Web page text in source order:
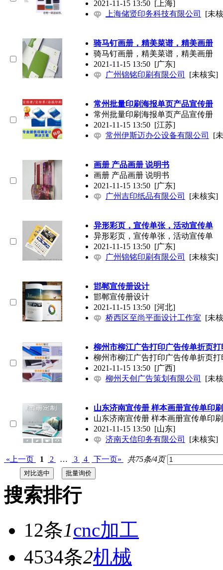
2021-11-15 13:50 [上海]
上海储贤印务科技有限公司
[未
骑马钉画册，精美菜谱，精美画册
骑马钉画册，精美菜谱，精美画册
2021-11-15 13:50 [广东]
广州锦铭印刷有限公司
[未核实]
常州批量印刷海报单页产品宣传册
常州批量印刷海报单页产品宣传册
2021-11-15 13:50 [江苏]
常州伊斯迈办公设备有限公司
[
画册 产品画册 说明书
画册 产品画册 说明书
2021-11-15 13:50 [广东]
广州吉印纸品有限公司
[未核实]
异形彩页，宣传单张，活动宣传单
异形彩页，宣传单张，活动宣传单
2021-11-15 13:50 [广东]
广州锦铭印刷有限公司
[未核实]
邯郸宣传册设计
邯郸宣传册设计
2021-11-15 13:50 [河北]
桥西区至尚平面设计工作室 [未
柳州市柳江广告打印广告传单折页
柳州市柳江广告打印广告传单折页
2021-11-15 13:50 [广西]
柳州天创广告策划有限公司
[未
山东济南宣传册 样本画册宣传单印刷
山东济南宣传册 样本画册宣传单印刷
2021-11-15 13:50 [山东]
济南天信印务有限公司
[未核实]
«上一页 1 2 … 3 4 下一页» 共75条/4页
搜索排行
12条1cnc加工
4534条2机械